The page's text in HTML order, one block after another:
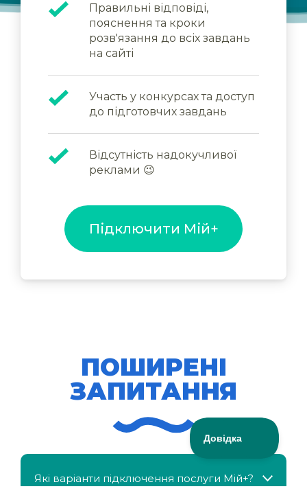
Правильні відповіді,
пояснення та кроки
розв'язання до всіх завдань
на сайті
Участь у конкурсах та доступ
до підготовчих завдань
Відсутність надокучливої
реклами 😉
Підключити Мій+
ПОШИРЕНІ
ЗАПИТАННЯ
Які варіанти підключення послуги Мій+?